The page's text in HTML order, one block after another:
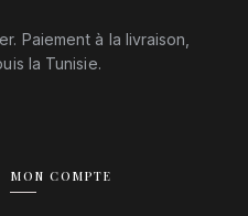
Paiement à la livraison,
la Tunisie.
MON COMPTE